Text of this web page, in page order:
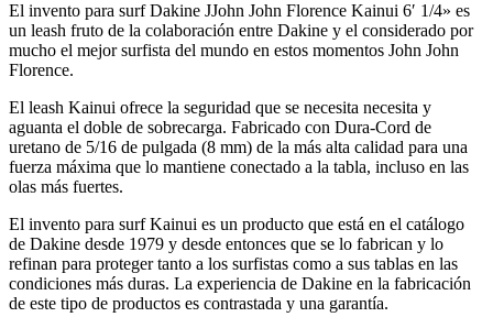
El invento para surf Dakine JJohn John Florence Kainui 6′ 1/4» es
un leash fruto de la colaboración entre Dakine y el considerado por
mucho el mejor surfista del mundo en estos momentos John John
Florence.
El leash Kainui ofrece la seguridad que se necesita necesita y
aguanta el doble de sobrecarga. Fabricado con Dura-Cord de
uretano de 5/16 de pulgada (8 mm) de la más alta calidad para una
fuerza máxima que lo mantiene conectado a la tabla, incluso en las
olas más fuertes.
El invento para surf Kainui es un producto que está en el catálogo
de Dakine desde 1979 y desde entonces que se lo fabrican y lo
refinan para proteger tanto a los surfistas como a sus tablas en las
condiciones más duras. La experiencia de Dakine en la fabricación
de este tipo de productos es contrastada y una garantía.